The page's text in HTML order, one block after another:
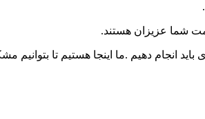
شما عزیزان هستند.
انجام دهیم .ما اینجا هستیم تا